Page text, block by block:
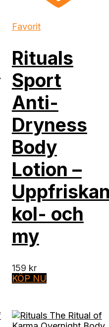
Favorit
Rituals
Sport
Anti-
Dryness
Body
Lotion –
kol- och
my
159 kr
KÖP NU